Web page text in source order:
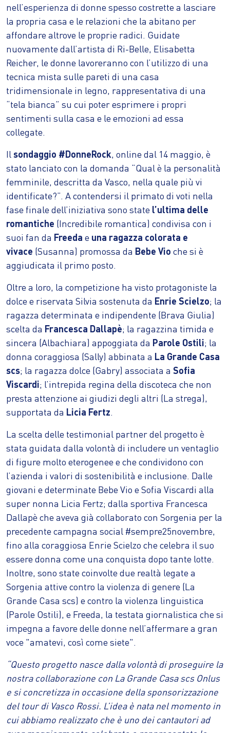
nell’esperienza di donne spesso costrette a lasciare
la propria casa e le relazioni che la abitano per
affondare altrove le proprie radici. Guidate
nuovamente dall’artista di Ri-Belle, Elisabetta
Reicher, le donne lavoreranno con l’utilizzo di una
tecnica mista sulle pareti di una casa
tridimensionale in legno, rappresentativa di una
“tela bianca” su cui poter esprimere i propri
sentimenti sulla casa e le emozioni ad essa
collegate.
Ilsondaggio #DonneRock, online dal 14 maggio, è
stato lanciato con la domanda “Qual è la personalità
femminile, descritta da Vasco, nella quale più vi
identificate?”. A contendersi il primato di voti nella
fase finale dell’iniziativa sono state l’ultima delle
romantiche (Incredibile romantica) condivisa con i
suoi fan da Freeda e una ragazza colorata e
vivace (Susanna) promossa da Bebe Vio che si è
aggiudicata il primo posto.
Oltre a loro, la competizione ha visto protagoniste la
dolce e riservata Silvia sostenuta da Enrie Scielzo; la
ragazza determinata e indipendente (Brava Giulia)
scelta da Francesca Dallapè; la ragazzina timida e
sincera (Albachiara) appoggiata da Parole Ostili; la
donna coraggiosa (Sally) abbinata a La Grande Casa
scs; la ragazza dolce (Gabry) associata a Sofia
Viscardi; l’intrepida regina della discoteca che non
presta attenzione ai giudizi degli altri (La strega),
supportata da Licia Fertz.
La scelta delle testimonial partner del progetto è
stata guidata dalla volontà di includere un ventaglio
di figure molto eterogenee e che condividono con
l’azienda i valori di sostenibilità e inclusione. Dalle
giovani e determinate Bebe Vio e Sofia Viscardi alla
super nonna Licia Fertz; dalla sportiva Francesca
Dallapè che aveva già collaborato con Sorgenia per la
precedente campagna social #sempre25novembre,
fino alla coraggiosa Enrie Scielzo che celebra il suo
essere donna come una conquista dopo tante lotte.
Inoltre, sono state coinvolte due realtà legate a
Sorgenia attive contro la violenza di genere (La
Grande Casa scs) e contro la violenza linguistica
(Parole Ostili), e Freeda, la testata giornalistica che si
impegna a favore delle donne nell’affermare a gran
voce "amatevi, così come siete".
“Questo progetto nasce dalla volontà di proseguire la
nostra collaborazione con La Grande Casa scs Onlus
e si concretizza in occasione della sponsorizzazione
del tour di Vasco Rossi. L’idea è nata nel momento in
cui abbiamo realizzato che è uno dei cantautori ad